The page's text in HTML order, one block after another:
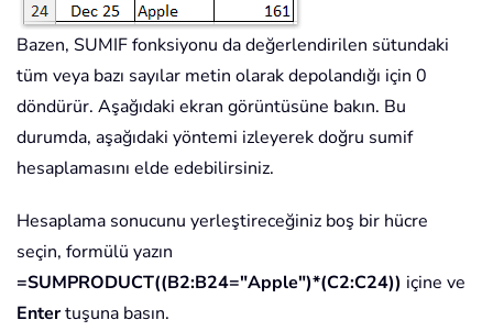
Bazen, SUMIF fonksiyonu da değerlendirilen sütundaki
tüm veya bazı sayılar metin olarak depolandığı için 0
döndürür. Aşağıdaki ekran görüntüsüne bakın. Bu
durumda, aşağıdaki yöntemi izleyerek doğru sumif
hesaplamasını elde edebilirsiniz.
Hesaplama sonucunu yerleştireceğiniz boş bir hücre
seçin, formülü yazın
=SUMPRODUCT((B2:B24="Apple")*(C2:C24)) içine ve
Entertuşuna basın.